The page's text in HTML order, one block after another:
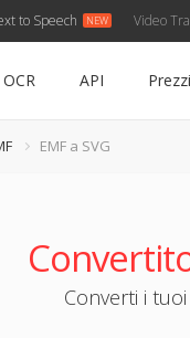
to Speech Video
OCR API
EMF a SVG
Converti i